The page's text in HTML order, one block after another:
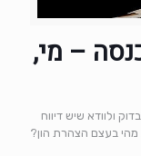
– מי,
ולוודא שיש דיווח
בעצם הצהרת הון?